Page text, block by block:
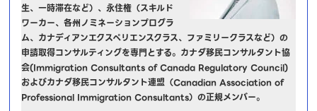
生、一時滞在など）、永住権（スキルド
ワーカー、各州ノミネーションプログラ
ム、カナディアンエクスペリエンスクラス、ファミリークラスなど）の
申請取得コンサルティングを専門とする。カナダ移民コンサルタント協
会(Immigration Consultants of Canada Regulatory Council)
およびカナダ移民コンサルタント連盟（Canadian Association of
Professional Immigration Consultants）の正規メンバー。